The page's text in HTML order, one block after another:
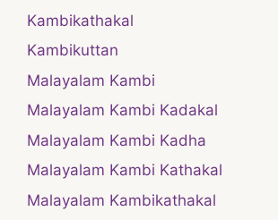
Kambikathakal
Kambikuttan
Malayalam Kambi
Malayalam Kambi Kadakal
Malayalam Kambi Kadha
Malayalam Kambi Kathakal
Malayalam Kambikathakal